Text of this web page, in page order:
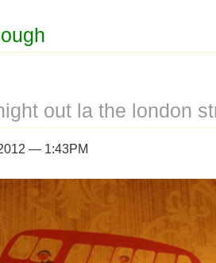
out la the london
— 1:43PM